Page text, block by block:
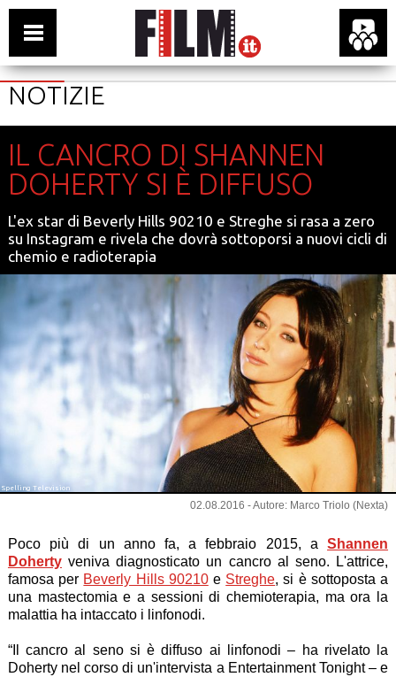
NOTIZIE
IL CANCRO DI SHANNEN
DOHERTY SI È DIFFUSO
L'ex star di Beverly Hills 90210 e Streghe si rasa a zero
su Instagram e rivela che dovrà sottoporsi a nuovi cicli di
chemio e radioterapia
Spelling Television
02.08.2016 - Autore: Marco Triolo (Nexta)
Poco più di un anno fa, a febbraio 2015, aShannen
Dohertyveniva diagnosticato un cancro al seno. L'attrice,
famosa per Beverly Hills 90210e Streghe, si è sottoposta a
una mastectomia e a sessioni di chemioterapia, ma ora la
malattia ha intaccato i linfonodi.
“Il cancro al seno si è diffuso ai linfonodi – ha rivelato la
Doherty nel corso di un'intervista a Entertainment Tonight – e